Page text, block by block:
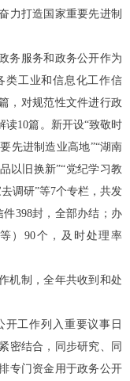
力打造国家重要先进制
务服务和政务公开作为
类工业和信息化工作信
，对规范性文件进行政
读10篇。新开设“致敬时
先进制造业高地”“湖南
以旧换新”“党纪学习教
调研”等7个专栏，共发
件398封，全部办结；办
） 90个，及时处理率
机制，全年共收到和处
开工作列入重要议事日
密结合，同步研究、同
专门资金用于政务公开